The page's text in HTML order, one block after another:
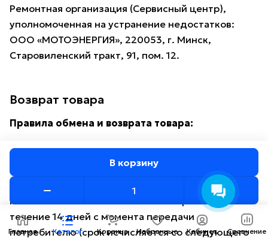
помочь вам. Напишите мне,
В корзину
Ремонтная организация (Сервисный центр),
уполномоченная на устранение недостатков:
ООО «МОТОЭНЕРГИЯ», 220053, г. Минск,
Старовиленский тракт, 91, пом. 12.
Возврат товара
Правила обмена и возврата товара:
Товар надлежащего качества
Непродовольственные товары надлежащего
качества можно обменять или возвратить в
течение 14 дней с момента передачи
потребителю (срок исчисляется со следующего
Главная Каталог Корзина Избранные Кабинет Сравнение